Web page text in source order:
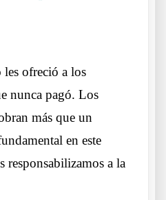
ofreció a los
nunca pagó. Los
más que un
en este
responsabilizamos a la